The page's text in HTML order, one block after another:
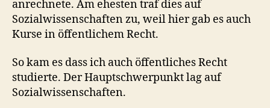
anrechnete. Am ehesten traf dies auf
Sozialwissenschaften zu, weil hier gab es auch
Kurse in öffentlichem Recht.
So kam es dass ich auch öffentliches Recht
studierte. Der Hauptschwerpunkt lag auf
Sozialwissenschaften.